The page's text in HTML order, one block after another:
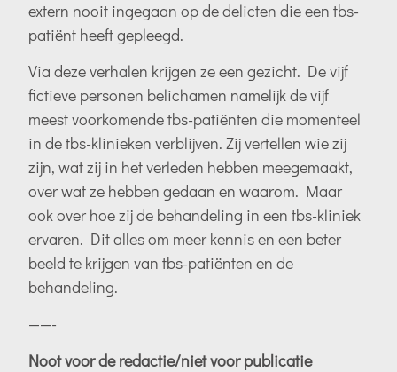
extern nooit ingegaan op de delicten die een tbs-
patiënt heeft gepleegd.
Via deze verhalen krijgen ze een gezicht. De vijf
fictieve personen belichamen namelijk de vijf
meest voorkomende tbs-patiënten die momenteel
in de tbs-klinieken verblijven. Zij vertellen wie zij
zijn, wat zij in het verleden hebben meegemaakt,
over wat ze hebben gedaan en waarom. Maar
ook over hoe zij de behandeling in een tbs-kliniek
ervaren. Dit alles om meer kennis en een beter
beeld te krijgen van tbs-patiënten en de
behandeling.
——-
Noot voor de redactie/niet voor publicatie